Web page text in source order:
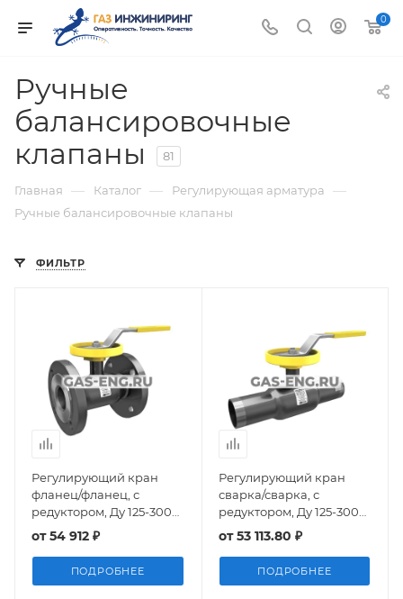
0
Ручные
балансировочные
клапаны
81
Главная — Каталог — Регулирующая арматура —
Ручные балансировочные клапаны
ФИЛЬТР
Регулирующий кран
фланец/фланец, с
редуктором, Ду 125-300
Ру 16-25, LD Regula
от54 912 ₽
ПОДРОБНЕЕ
Регулирующий кран
сварка/сварка, с
редуктором, Ду 125-300
Ру 25, LD Regula
от53 113.80 ₽
ПОДРОБНЕЕ